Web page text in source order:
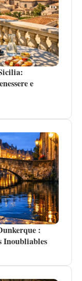
e
:
Inoubliables